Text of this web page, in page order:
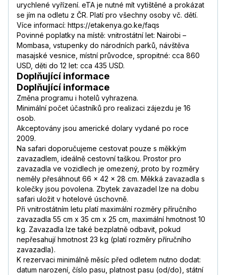
urychlené vyřízení. eTA je nutné mít vytištěné a prokázat
se jím na odletu z ČR. Platí pro všechny osoby vč. dětí.
Více informací: https://etakenya.go.ke/faqs
Povinné poplatky na místě: vnitrostátní let: Nairobi –
Mombasa, vstupenky do národních parků, návštěva
masajské vesnice, místní průvodce, spropitné: cca 860
USD, děti do 12 let: cca 435 USD.
Doplňující informace
Doplňující informace
Změna programu i hotelů vyhrazena.
Minimální počet účastníků pro realizaci zájezdu je 16
osob.
Akceptovány jsou americké dolary vydané po roce
2009.
Na safari doporučujeme cestovat pouze s měkkým
zavazadlem, ideálně cestovní taškou. Prostor pro
zavazadla ve vozidlech je omezený, proto by rozměry
neměly přesáhnout 66 × 42 × 28 cm. Měkká zavazadla s
kolečky jsou povolena. Zbytek zavazadel lze na dobu
safari uložit v hotelové úschovně.
Při vnitrostátním letu platí maximální rozměry příručního
zavazadla 55 cm x 35 cm x 25 cm, maximální hmotnost 10
kg. Zavazadla lze také bezplatně odbavit, pokud
nepřesahují hmotnost 23 kg (platí rozměry příručního
zavazadla).
K rezervaci minimálně měsíc před odletem nutno dodat:
datum narození, číslo pasu, platnost pasu (od/do), státní